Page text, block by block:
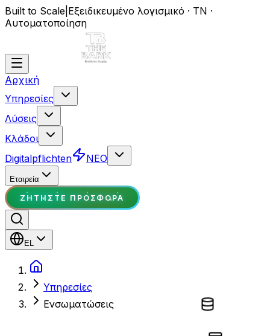
Built to Scale Εξειδικευμένο λογισμικό · ΤΝ ·
Αυτοματοποίηση
Αρχική
Υπηρεσίες
Λύσεις
Κλάδοι
Digitalpflichten
ΝΕΟ
Εταιρεία
ΖΗΤΉΣΤΕ ΠΡΟΣΦΟΡΆ
EL
Υπηρεσίες
Ενσωματώσεις